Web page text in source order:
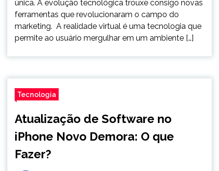
única. A evolução tecnológica trouxe consigo novas
ferramentas que revolucionaram o campo do
marketing. A realidade virtual é uma tecnologia que
permite ao usuário mergulhar em um ambiente […]
Tecnologia
Atualização de Software no
iPhone Novo Demora: O que
Fazer?